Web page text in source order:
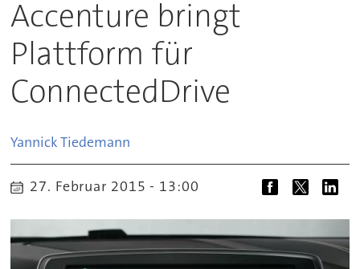
Accenture bringt
Plattform für
ConnectedDrive
YannickTiedemann
27. Februar 2015 - 13:00